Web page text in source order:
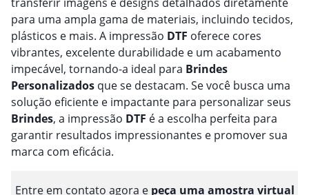
para uma ampla gama de materiais, incluindo tecidos,
plásticos e mais. A impressão DTF oferece cores
vibrantes, excelente durabilidade e um acabamento
impecável, tornando-a ideal para Brindes
Personalizados que se destacam. Se você busca uma
solução eficiente e impactante para personalizar seus
Brindes, a impressão DTF é a escolha perfeita para
garantir resultados impressionantes e promover sua
marca com eficácia.
Entre em contato agora e peça uma amostra virtual